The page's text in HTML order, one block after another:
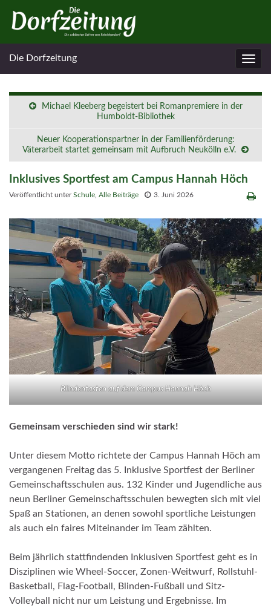
Die Dorfzeitung
Michael Kleeberg begeistert bei Romanpremiere in der
Humboldt-Bibliothek
Neuer Kooperationspartner in der Familienförderung:
Väterarbeit startet gemeinsam mit Aufbruch Neukölln e.V.
Inklusives Sportfest am Campus Hannah Höch
Veröffentlicht unterSchule Alle Beiträge 3. Juni 2026
Blindentasten auf dem Campus Hannah Höch
Gemeinsam verschieden sind wir stark!
Unter diesem Motto richtete der Campus Hannah Höch am
vergangenen Freitag das 5. Inklusive Sportfest der Berliner
Gemeinschaftsschulen aus. 132 Kinder und Jugendliche aus
neun Berliner Gemeinschaftsschulen bewegten sich mit viel
Spaß an Stationen, an denen sowohl sportliche Leistungen
als auch ein faires Miteinander im Team zählten.
Beim jährlich stattfindenden Inklusiven Sportfest geht es in
Disziplinen wie Wheel-Soccer, Zonen-Weitwurf, Rollstuhl-
Basketball, Flag-Football, Blinden-Fußball und Sitz-
Volleyball nicht nur um Leistung und Ergebnisse. Im